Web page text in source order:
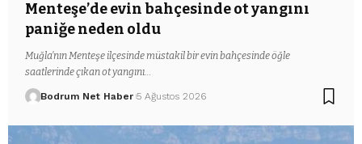
Menteşe’de evin bahçesinde ot yangını
paniğe neden oldu
Muğla’nın Menteşe ilçesinde müstakil bir evin bahçesinde öğle
saatlerinde çıkan ot yangını…
Bodrum Net Haber 5 Ağustos 2026